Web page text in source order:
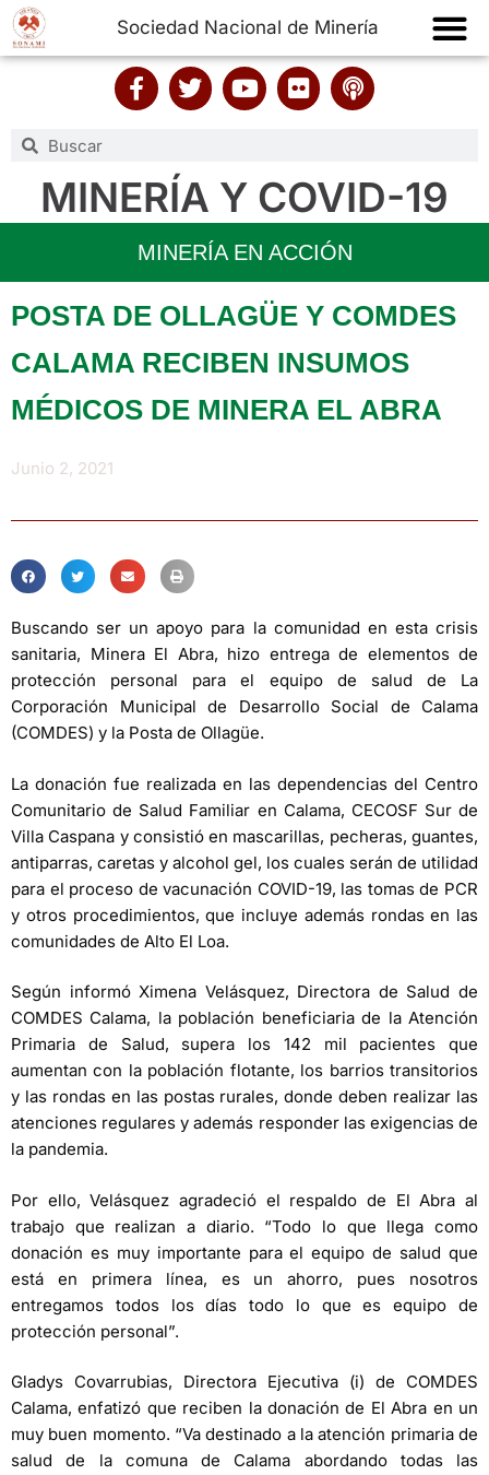
Sociedad Nacional de Minería
MINERÍA Y COVID-19
MINERÍA EN ACCIÓN
POSTA DE OLLAGÜE Y COMDES
CALAMA RECIBEN INSUMOS
MÉDICOS DE MINERA EL ABRA
Junio 2, 2021
Buscando ser un apoyo para la comunidad en esta crisis
sanitaria, Minera El Abra, hizo entrega de elementos de
protección personal para el equipo de salud de La
Corporación Municipal de Desarrollo Social de Calama
(COMDES) y la Posta de Ollagüe.
La donación fue realizada en las dependencias del Centro
Comunitario de Salud Familiar en Calama, CECOSF Sur de
Villa Caspana y consistió en mascarillas, pecheras, guantes,
antiparras, caretas y alcohol gel, los cuales serán de utilidad
para el proceso de vacunación COVID-19, las tomas de PCR
y otros procedimientos, que incluye además rondas en las
comunidades de Alto El Loa.
Según informó Ximena Velásquez, Directora de Salud de
COMDES Calama, la población beneficiaria de la Atención
Primaria de Salud, supera los 142 mil pacientes que
aumentan con la población flotante, los barrios transitorios
y las rondas en las postas rurales, donde deben realizar las
atenciones regulares y además responder las exigencias de
la pandemia.
Por ello, Velásquez agradeció el respaldo de El Abra al
trabajo que realizan a diario. “Todo lo que llega como
donación es muy importante para el equipo de salud que
está en primera línea, es un ahorro, pues nosotros
entregamos todos los días todo lo que es equipo de
protección personal”.
Gladys Covarrubias, Directora Ejecutiva (i) de COMDES
Calama, enfatizó que reciben la donación de El Abra en un
muy buen momento. “Va destinado a la atención primaria de
salud de la comuna de Calama abordando todas las